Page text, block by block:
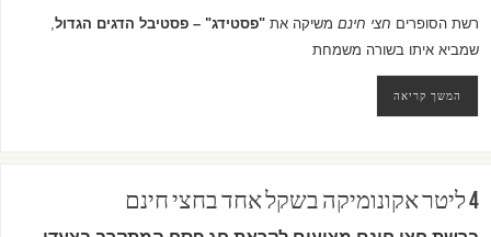
רשת הסופרים חצי חינםמשיקה את "פסטידג" – פסטיבל הדגים הגדול,
שמביא איתו בשורה משמחת
המשך קריאה
4 ליטר אקונומיקה בשקל אחד בחצי חינם